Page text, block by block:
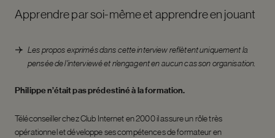
Apprendre par soi-même et apprendre en jouant
Les propos exprimés dans cette interview reflètent uniquement la
pensée de l’interviewé et n’engagent en aucun cas son organisation.
Philippe n’était pas prédestiné à la formation.
Téléconseiller chez Club Internet en 2000 il assure un rôle très
opérationnel et développe ses compétences de formateur en